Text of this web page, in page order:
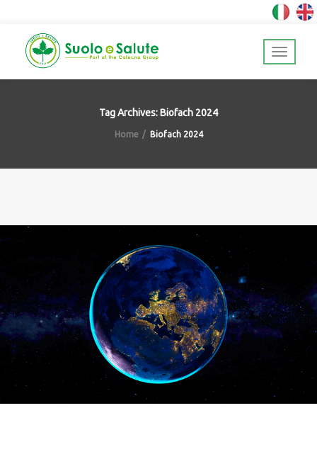
Tag Archives: Biofach 2024
Home Biofach 2024